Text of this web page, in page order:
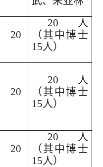
20
20人
（其中博士
15人）
20
20人
（其中博士
15人）
20
20人
（其中博士
15人）